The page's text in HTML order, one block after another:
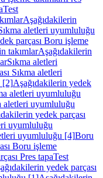
Test
Aşağıdakilerin
aletleri uyumluluğu
parçası Boru işleme
takımlarAşağıdakilerin
Sıkma aletleri
Sıkma aletleri
[2]Aşağıdakilerin yedek
aletleri uyumluluğu
aletleri uyumluluğu
yedek parçası
uyumluluğu
uyumluluğu [4]Boru
Boru işleme
Pres tapaTest
yedek parçası